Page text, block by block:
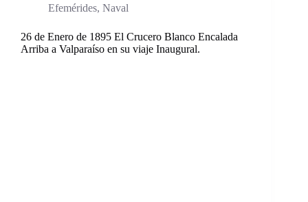
Efemérides, Naval
26 de Enero de 1895 El Crucero Blanco Encalada
Arriba a Valparaíso en su viaje Inaugural.